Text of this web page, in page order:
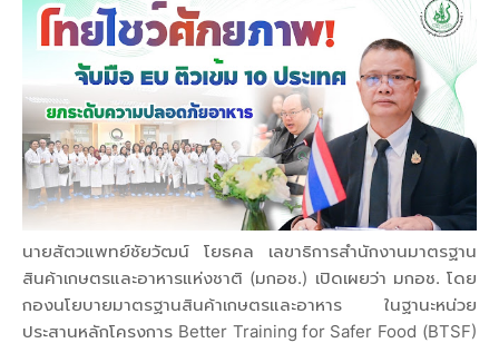
นายสัตวแพทย์ชัยวัฒน์ โยธคล เลขาธิการสำนักงานมาตรฐาน
สินค้าเกษตรและอาหารแห่งชาติ (มกอช.) เปิดเผยว่า มกอช. โดย
กองนโยบายมาตรฐานสินค้าเกษตรและอาหาร ในฐานะหน่วย
ประสานหลักโครงการ Better Training for Safer Food (BTSF)